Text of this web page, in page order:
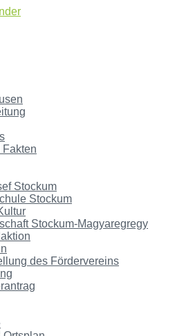
Stockum
Stockum
Stockum-Magyaregregy
des Fördervereins